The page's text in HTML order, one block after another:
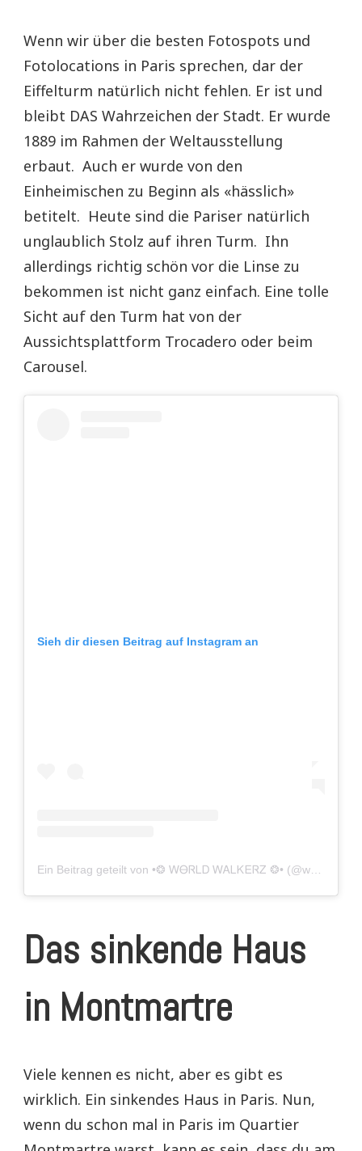
Wenn wir über die besten Fotospots und
Fotolocations in Paris sprechen, dar der
Eiffelturm natürlich nicht fehlen. Er ist und
bleibt DAS Wahrzeichen der Stadt. Er wurde
1889 im Rahmen der Weltausstellung
erbaut. Auch er wurde von den
Einheimischen zu Beginn als «hässlich»
betitelt. Heute sind die Pariser natürlich
unglaublich Stolz auf ihren Turm. Ihn
allerdings richtig schön vor die Linse zu
bekommen ist nicht ganz einfach. Eine tolle
Sicht auf den Turm hat von der
Aussichtsplattform Trocadero oder beim
Carousel.
Sieh dir diesen Beitrag auf Instagram an
Das sinkende Haus
in Montmartre
Viele kennen es nicht, aber es gibt es
wirklich. Ein sinkendes Haus in Paris. Nun,
wenn du schon mal in Paris im Quartier